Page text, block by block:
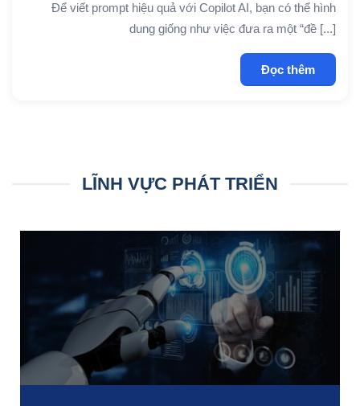
Để viết prompt hiệu quả với Copilot AI, bạn có thể hình
dung giống như việc đưa ra một “đề [...]
Đọc thêm
LĨNH VỰC PHÁT TRIỂN